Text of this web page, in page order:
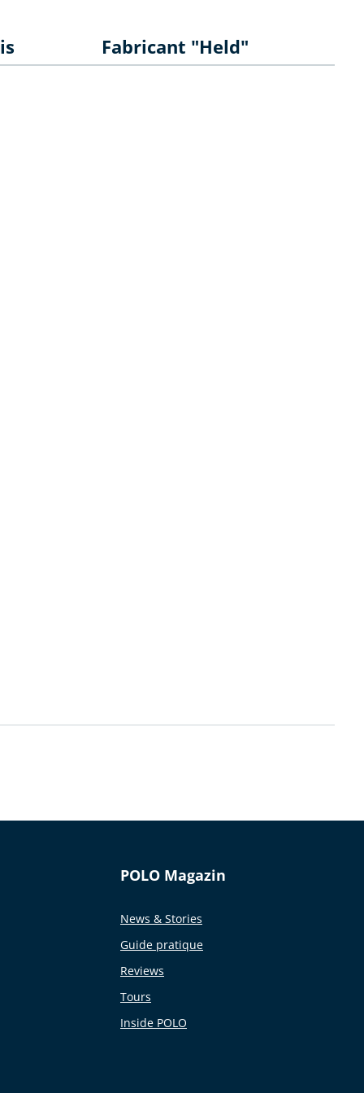
Fabricant "Held"
POLO Magazin
News & Stories
Guide pratique
Reviews
Tours
Inside POLO